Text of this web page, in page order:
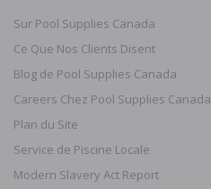
Sur Pool Supplies Canada
Ce Que Nos Clients Disent
Blog de Pool Supplies Canada
Careers Chez Pool Supplies Canada
Plan du Site
Service de Piscine Locale
Modern Slavery Act Report